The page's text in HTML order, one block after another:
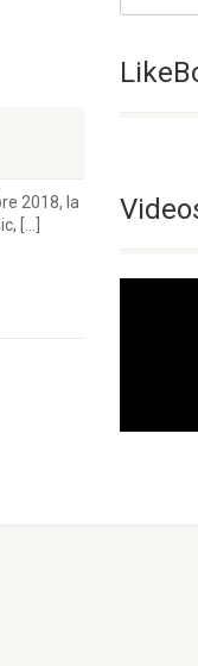
2018, la
[…]